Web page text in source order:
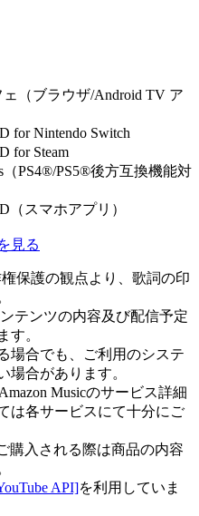
（ブラウザ/Android TV ア
for Nintendo Switch
for Steam
PS4®/PS5®後方互換機能対
（スマホアプリ）
見る
保護の観点より、歌詞の印
テンツの内容及び配信予定
す。
場合でも、ご利用のシステ
場合があります。
Musicのサービス詳細
は各サービスにて十分にご
購入される際は商品の内容
API]を利用していま